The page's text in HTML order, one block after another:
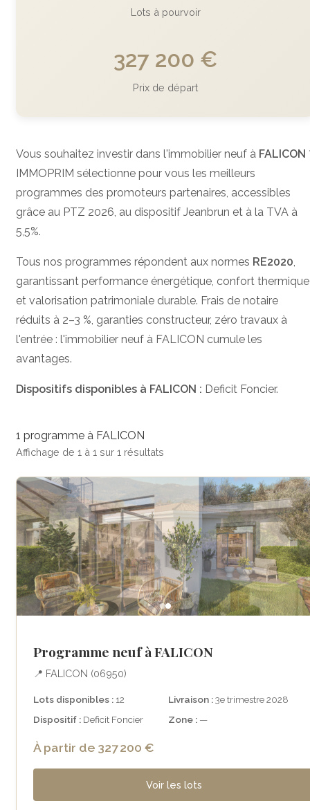
Lots à pourvoir
327 200 €
Prix de départ
Vous souhaitez investir dans l'immobilier neuf à FALICON
IMMOPRIM sélectionne pour vous les meilleurs
programmes des promoteurs partenaires, accessibles
grâce au PTZ 2026, au dispositif Jeanbrun et à la TVA à
5,5%.
Tous nos programmes répondent aux normes RE2020,
garantissant performance énergétique, confort thermique
et valorisation patrimoniale durable. Frais de notaire
réduits à 2–3 %, garanties constructeur, zéro travaux à
l'entrée : l'immobilier neuf à FALICON cumule les
avantages.
Dispositifs disponibles à FALICON : Deficit Foncier.
1 programme à FALICON
Affichage de 1 à 1 sur 1 résultats
Programme neuf à FALICON
📍 FALICON (06950)
Lots disponibles : 12 Livraison :3e trimestre 2028
Dispositif : Deficit Foncier Zone : —
À partir de 327 200 €
Voir les lots